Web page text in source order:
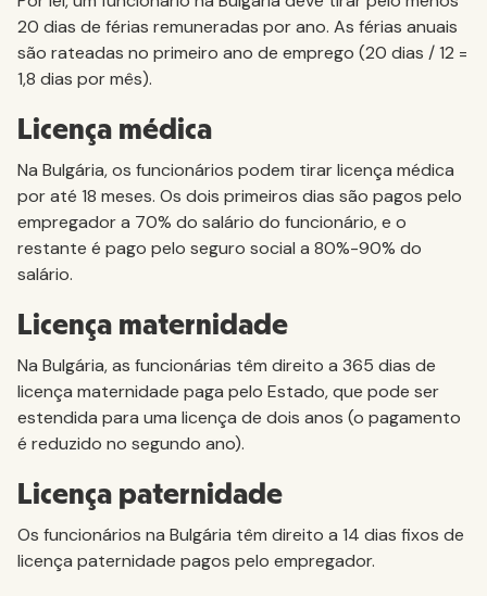
20 dias de férias remuneradas por ano. As férias anuais
são rateadas no primeiro ano de emprego (20 dias / 12 =
1,8 dias por mês).
Licença médica
Na Bulgária, os funcionários podem tirar licença médica
por até 18 meses. Os dois primeiros dias são pagos pelo
empregador a 70% do salário do funcionário, e o
restante é pago pelo seguro social a 80%-90% do
salário.
Licença maternidade
Na Bulgária, as funcionárias têm direito a 365 dias de
licença maternidade paga pelo Estado, que pode ser
estendida para uma licença de dois anos (o pagamento
é reduzido no segundo ano).
Licença paternidade
Os funcionários na Bulgária têm direito a 14 dias fixos de
licença paternidade pagos pelo empregador.